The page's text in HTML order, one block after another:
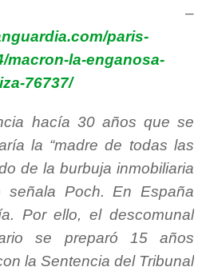
–
paris-
macron-la-enganosa-
76737/
hacía 30 años que se
la “madre de todas las
de la burbuja inmobiliaria
señala Poch. En España
Por ello, el descomunal
se preparó 15 años
la Sentencia del Tribunal